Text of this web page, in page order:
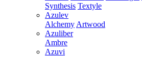
Synthesis Textyle
Azulev
Alchemy Artwood
Azuliber
Ambre
Azuvi